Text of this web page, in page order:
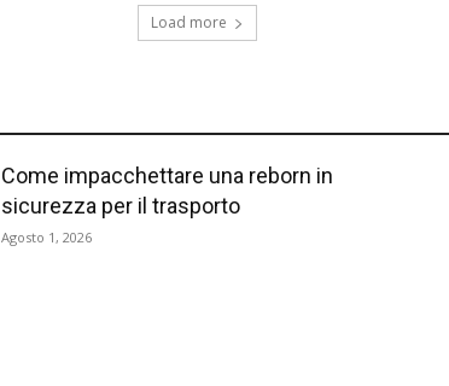
Load more
Come impacchettare una reborn in
sicurezza per il trasporto
Agosto 1, 2026